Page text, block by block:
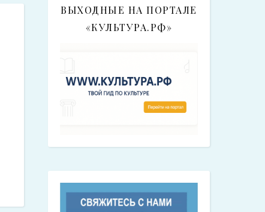
ВЫХОДНЫЕ НА ПОРТАЛЕ
«КУЛЬТУРА.РФ»